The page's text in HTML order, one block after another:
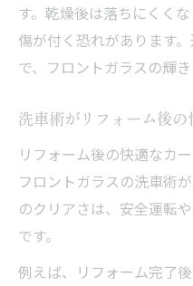
す。乾燥後は落ちにくく
傷が付く恐れがあります
で、フロントガラスの輝き
洗車術がリフォーム後
リフォーム後の快適なカ
フロントガラスの洗車術
のクリアさは、安全運転
です。
例えば、リフォーム完了